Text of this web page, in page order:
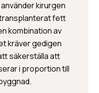
kirurgen
fett
kombination av
kräver gedigen
säkerställa att
i proportion till